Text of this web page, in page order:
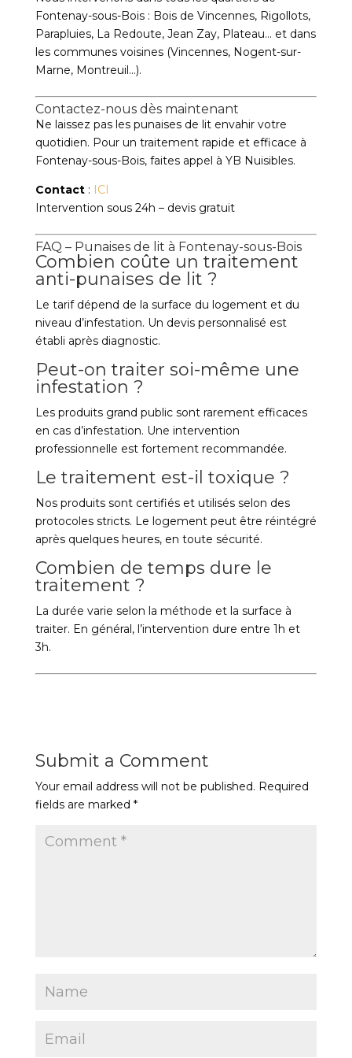
Fontenay-sous-Bois : Bois de Vincennes, Rigollots,
Parapluies, La Redoute, Jean Zay, Plateau… et dans
les communes voisines (Vincennes, Nogent-sur-
Marne, Montreuil…).
Contactez-nous dès maintenant
Ne laissez pas les punaises de lit envahir votre
quotidien. Pour un traitement rapide et efficace à
Fontenay-sous-Bois, faites appel à YB Nuisibles.
Contact: ICI
Intervention sous 24h – devis gratuit
FAQ – Punaises de lit à Fontenay-sous-Bois
Combien coûte un traitement
anti-punaises de lit ?
Le tarif dépend de la surface du logement et du
niveau d’infestation. Un devis personnalisé est
établi après diagnostic.
Peut-on traiter soi-même une
infestation ?
Les produits grand public sont rarement efficaces
en cas d’infestation. Une intervention
professionnelle est fortement recommandée.
Le traitement est-il toxique ?
Nos produits sont certifiés et utilisés selon des
protocoles stricts. Le logement peut être réintégré
après quelques heures, en toute sécurité.
Combien de temps dure le
traitement ?
La durée varie selon la méthode et la surface à
traiter. En général, l’intervention dure entre 1h et
3h.
Submit a Comment
Your email address will not be published. Required
fields are marked *